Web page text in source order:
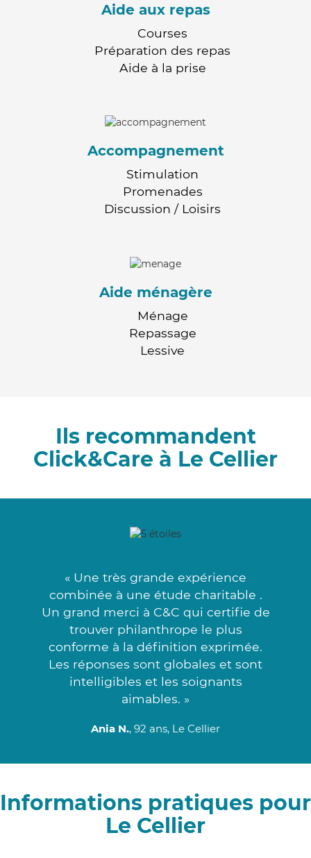
Aide aux repas
Courses
Préparation des repas
Aide à la prise
Accompagnement
Stimulation
Promenades
Discussion / Loisirs
Aide ménagère
Ménage
Repassage
Lessive
Ils recommandent
Click&Care à Le Cellier
« Une très grande expérience
combinée à une étude charitable .
Un grand merci à C&C qui certifie de
trouver philanthrope le plus
conforme à la définition exprimée.
Les réponses sont globales et sont
intelligibles et les soignants
aimables. »
Ania N., 92 ans, Le Cellier
Informations pratiques pour
Le Cellier